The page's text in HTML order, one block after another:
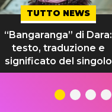
TUTTO NEWS
“Bangaranga” di Dara:
testo, traduzione e
significato del singolo